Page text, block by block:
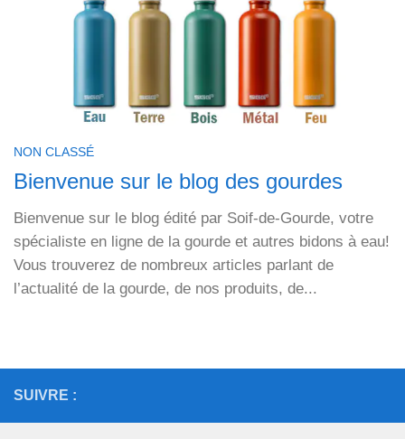
NON CLASSÉ
Bienvenue sur le blog des gourdes
Bienvenue sur le blog édité par Soif-de-Gourde, votre
spécialiste en ligne de la gourde et autres bidons à eau!
Vous trouverez de nombreux articles parlant de
l’actualité de la gourde, de nos produits, de...
SUIVRE :